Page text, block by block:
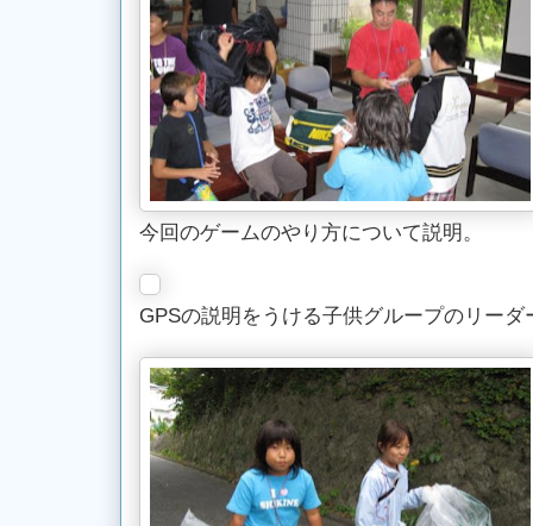
今回のゲームのやり方について説明。
GPSの説明をうける子供グループのリーダ